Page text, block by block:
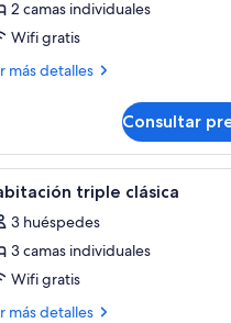
2 camas individuales
Wifi gratis
más detalles
Consultar
y una ventana con
dos camas más pequeñas, una
5 triple clásica
3 huéspedes
3 camas individuales
Wifi gratis
más detalles